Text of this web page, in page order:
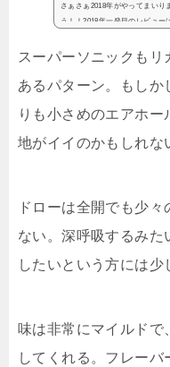
さぁさぁ2018年がやってまいり
う！！2018年一発目のレビュー
か！！というレビューで...
スーパーソニックもリ
あるパターン。もしか
りも小さめのエアホ
地がイイのかもしれな
ドローは全開でも少
ない。深呼吸するみた
したいという方には少
味は非常にマイルドで
してくれる。フレー